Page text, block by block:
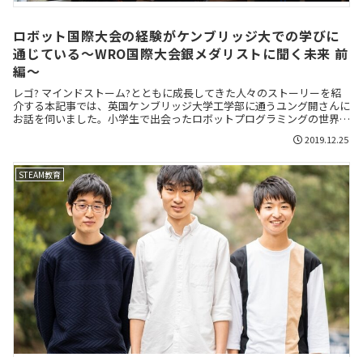
ロボット国際大会の経験がケンブリッジ大での学びに
通じている～WRO国際大会銀メダリストに聞く未来 前
編～
レゴ? マインドストーム?とともに成長してきた人々のストーリーを紹
介する本記事では、英国ケンブリッジ大学工学部に通うユング開さんに
お話を伺いました。小学生で出会ったロボットプログラミングの世界、
国際大会での表彰、英国留学までの道のりをお伝えします。
2019.12.25
STEAM教育